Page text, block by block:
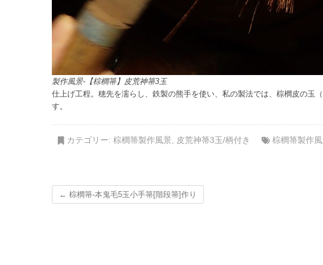
製作風景-【棕櫚箒】皮荒神箒3玉
仕上げ工程。穂先を濡らし、鉄製の熊手を使い、私の製法では、棕櫚皮の玉
す。
カテゴリー: 棕櫚箒製作風景 皮荒神箒3玉/柄付き 棕櫚箒製作
← 棕櫚箒-本鬼毛5玉小手箒[階段箒]作り